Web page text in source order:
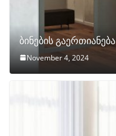
ბინების გაერთიანება
November 4, 2024